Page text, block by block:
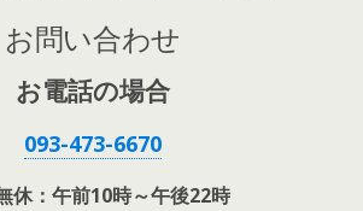
お問い合わせ
お電話の場合
093-473-6670
休：午前10時～午後22時